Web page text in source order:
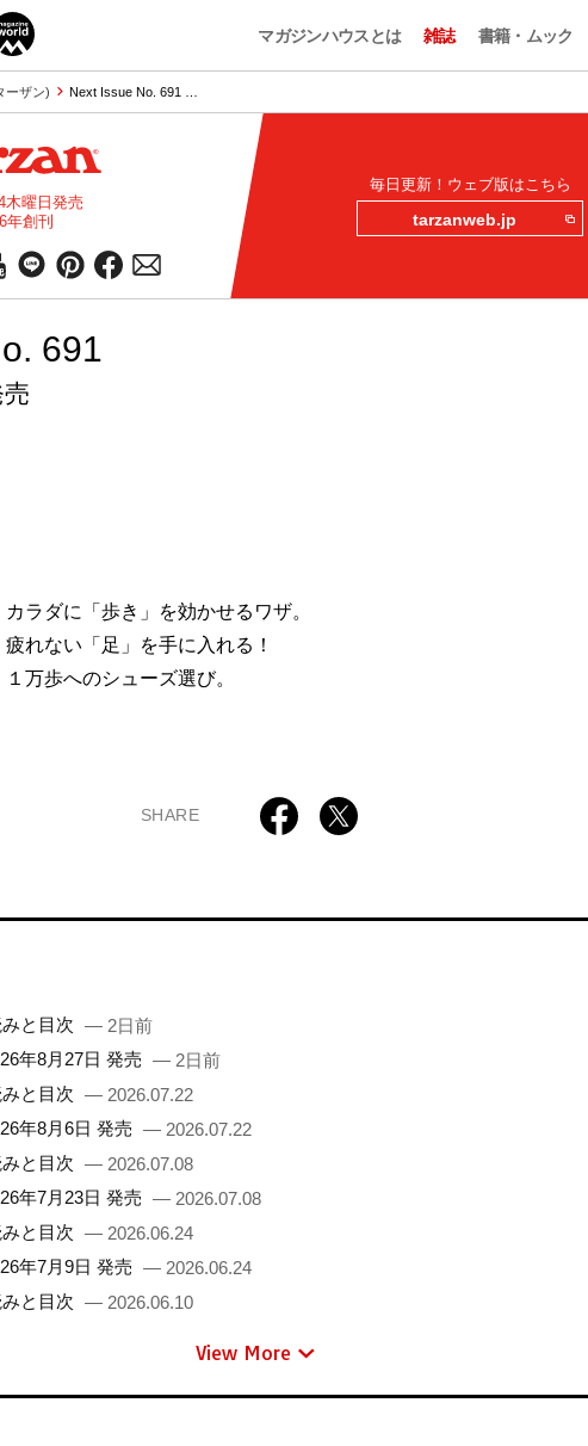
マガジンハウスとは 雑誌 書籍・ムック
ーザン) Next Issue No. 691 …
木曜日発売
年創刊
毎日更新！ウェブ版はこちら
tarzanweb.jp
691
に「歩き」を効かせるワザ。
い「足」を手に入れる！
歩へのシューズ選び。
SHARE
と目次 — 2日前
年8月27日 発売 — 2日前
と目次 — 2026.07.22
年8月6日 発売 — 2026.07.22
と目次 — 2026.07.08
年7月23日 発売 — 2026.07.08
と目次 — 2026.06.24
年7月9日 発売 — 2026.06.24
と目次 — 2026.06.10
View More